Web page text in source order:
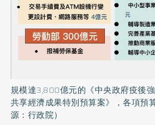
規模達3,800億元的《中央政府疫後
共享經濟成果特別預算案》，各項預
源：行政院）